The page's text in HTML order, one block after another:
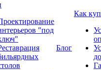
"под
Блог
Как